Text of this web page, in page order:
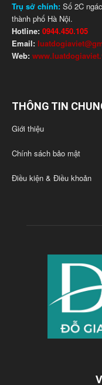
Trụ sở chính: Số 2C
thành phố Hà Nội.
Hotline: 0944.450.105
Email:
Web:
THÔNG TIN
Giới thiệu
Chính sách bảo mật
Điều kiện & Điều khoản